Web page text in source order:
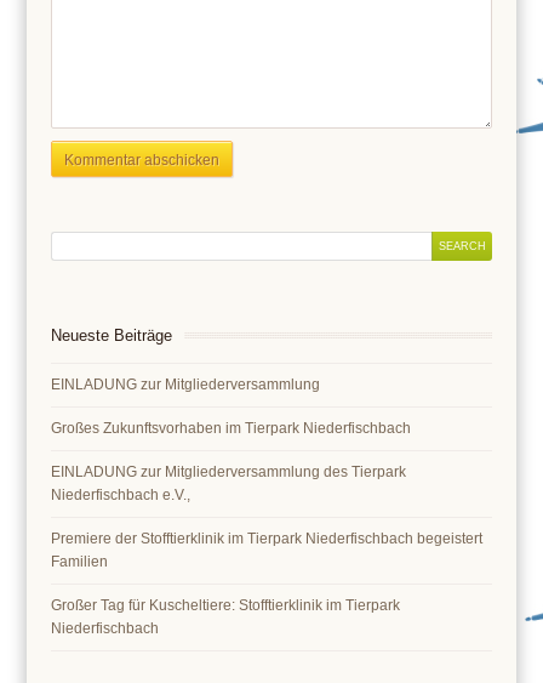
Neueste Beiträge
EINLADUNG zur Mitgliederversammlung
Großes Zukunftsvorhaben im Tierpark Niederfischbach
EINLADUNG zur Mitgliederversammlung des Tierpark
Niederfischbach e.V.,
Premiere der Stofftierklinik im Tierpark Niederfischbach begeistert
Familien
Großer Tag für Kuscheltiere: Stofftierklinik im Tierpark
Niederfischbach